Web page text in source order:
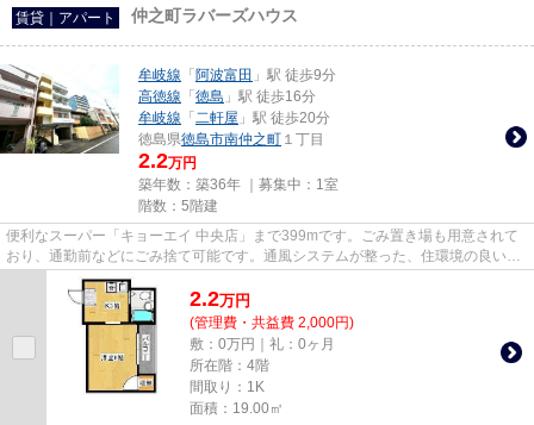
賃貸｜アパート 仲之町ラバーズハウス
牟岐線 「 阿波富田 」駅 徒歩9分
高徳線 「 徳島 」駅 徒歩16分
牟岐線 「 二軒屋 」駅 徒歩20分
徳島県徳島市南仲之町 １丁目
2.2万円
築年数：築36年 ｜募集中： 1室
階数：5階建
便利なスーパー「キョーエイ 中央店」まで399mです。ごみ置き場も用意されて
おり、通勤前などにごみ捨て可能です。通風システムが整った、住環境の良い安
心のアパートです。こちらの物...
2.2万円
(管理費・共益費 2,000円)
敷：0万円｜礼：0ヶ月
所在階：4階
間取り：1K
面積：19.00㎡